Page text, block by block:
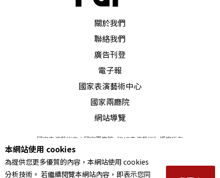
關於我們
聯絡我們
廣告刊登
電子報
國家表演藝術中心
國家兩廳院
網站導覽
國家表演藝術中心國家兩廳院《PAR表演藝術》版權所有
© 2022Performing arts redefined. All Rights Reserved
統一編號 Tax Id number 00973926
本站所提供相關演出資訊，如有異動應以主辦單位公告為準。
本網站使用 cookies
為提供您更多優質的內容，本網站使用 cookies
分析技術。 若繼續閱覽本網站內容，即表示您同